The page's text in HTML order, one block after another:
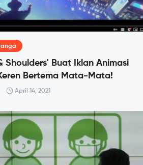
Shoulders' Buat Iklan Animasi
Bertema Mata-Mata!
April 14, 2021